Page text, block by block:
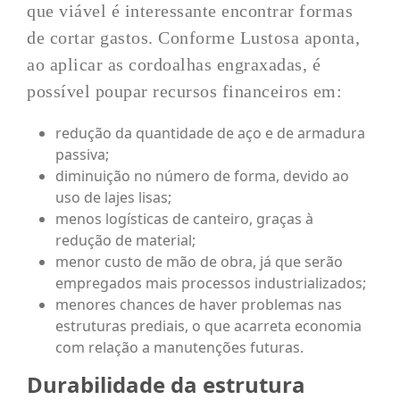
que viável é interessante encontrar formas
de cortar gastos. Conforme Lustosa aponta,
ao aplicar as cordoalhas engraxadas, é
possível poupar recursos financeiros em:
redução da quantidade de aço e de armadura
passiva;
diminuição no número de forma, devido ao
uso de lajes lisas;
menos logísticas de canteiro, graças à
redução de material;
menor custo de mão de obra, já que serão
empregados mais processos industrializados;
menores chances de haver problemas nas
estruturas prediais, o que acarreta economia
com relação a manutenções futuras.
Durabilidade da estrutura